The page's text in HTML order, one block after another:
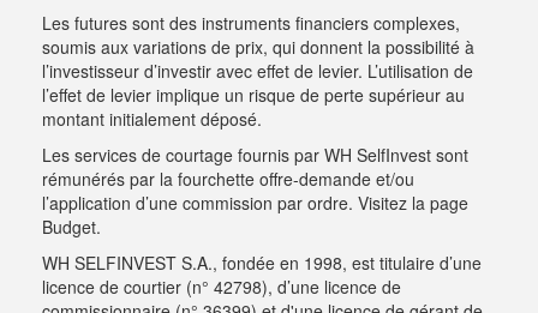
Les futures sont des instruments financiers complexes,
soumis aux variations de prix, qui donnent la possibilité à
l’investisseur d’investir avec effet de levier. L’utilisation de
l’effet de levier implique un risque de perte supérieur au
montant initialement déposé.
Les services de courtage fournis par WH SelfInvest sont
rémunérés par la fourchette offre-demande et/ou
l’application d’une commission par ordre. Visitez la page
Budget.
WH SELFINVEST S.A., fondée en 1998, est titulaire d’une
licence de courtier (n° 42798), d’une licence de